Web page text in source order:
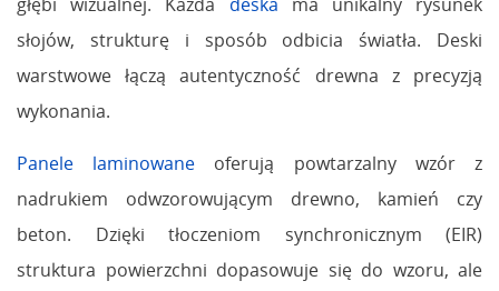
słojów, strukturę i sposób odbicia światła. Deski
warstwowe łączą autentyczność drewna z precyzją
wykonania.
Panele laminowane oferują powtarzalny wzór z
nadrukiem odwzorowującym drewno, kamień czy
beton. Dzięki tłoczeniom synchronicznym (EIR)
struktura powierzchni dopasowuje się do wzoru, ale